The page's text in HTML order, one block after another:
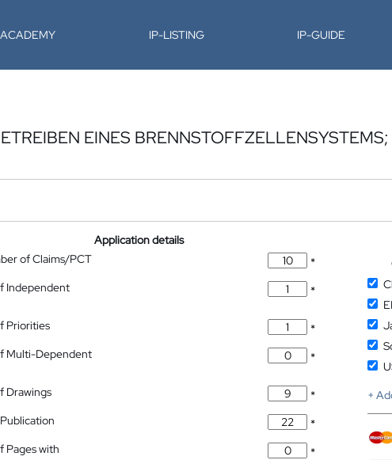
IP-LISTING IP-GUIDE
EINES BRENNSTOFFZELLENSYSTEMS;
Application details
of Claims/PCT
*
Independent
*
Priorities
*
Multi-Dependent
*
Drawings
*
*
Pages with
*
+